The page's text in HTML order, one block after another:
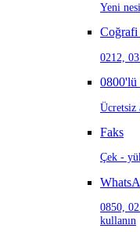
Yeni
Coğrafi
0212,
0800'lü
Ücretsiz
Faks
Çek -
0850,
kullanın